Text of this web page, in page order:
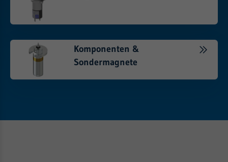
Komponenten &
Sondermagnete